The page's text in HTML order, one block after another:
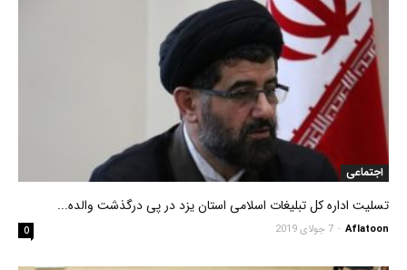
اجتماعی
تسلیت اداره کل تبلیغات اسلامی استان یزد در پی درگذشت والده...
Aflatoon
- 7 جولای 2019 0